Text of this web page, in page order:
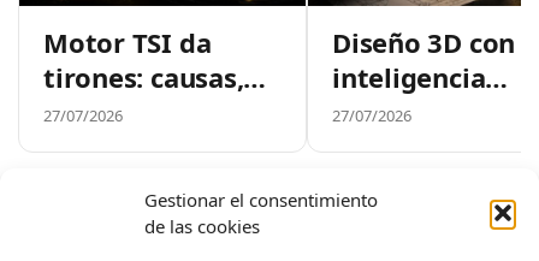
Gestionar el consentimiento
de las cookies
Motor TSI da
tirones: causas,
diagnóstico y
solución real
27/07/2026
Diseño 3D con
inteligencia
artificial vs.
mano (test)
27/07/2026